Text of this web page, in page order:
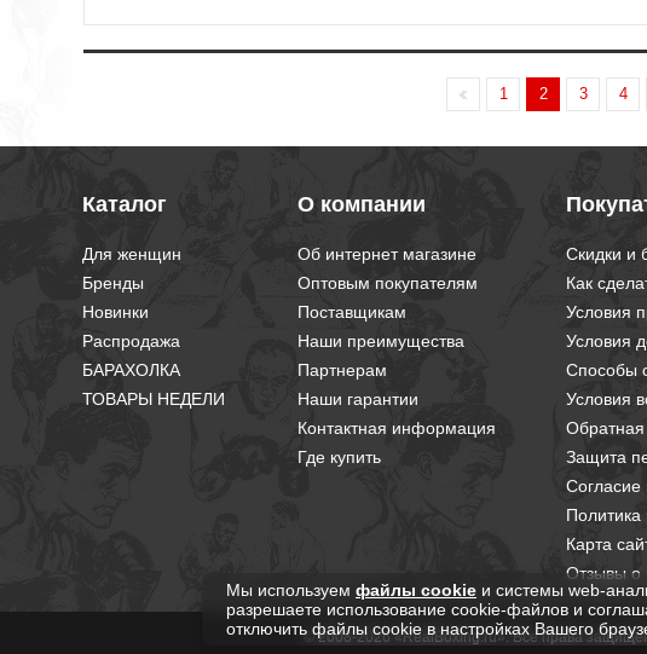
только тут! И цены меня устроили . Вежливый и компетентный
несколько моделей ,для подстраховки прислали соседние размеры на
делала в среду ,доставку попросила на субботу, в первой половине дня
заказ с предварительным звонком,что немало важно ! Тренер одобрил
Всем советую !
1 2 3 4
Каталог
Для женщин
Бренды
Новинки
Распродажа
БАРАХОЛКА
ТОВАРЫ НЕДЕЛИ
О компании
Об интернет магазине
Оптовым покупателям
Поставщикам
Наши преимущества
Партнерам
Наши гарантии
Контактная информация
Где купить
Скидки и
Как
Условия
Условия
Способы
Условия
Обратная
Защита
Согласие
Политика
Карта
Отзывы о
© 2008-2026 «RealBoxing.ru». Все права
Мы используем файлы cookie и системы web-
разрешаете использование cookie-файлов и
отключить файлы cookie в настройках Вашего